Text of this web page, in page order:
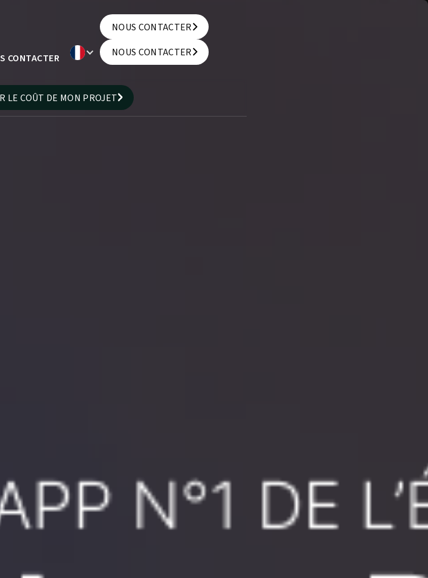
CONTACTER
NOUS CONTACTER
NOUS CONTACTER
NOUS CONTACTER
LE COÛT DE MON PROJET
LE COÛT DE MON PROJET